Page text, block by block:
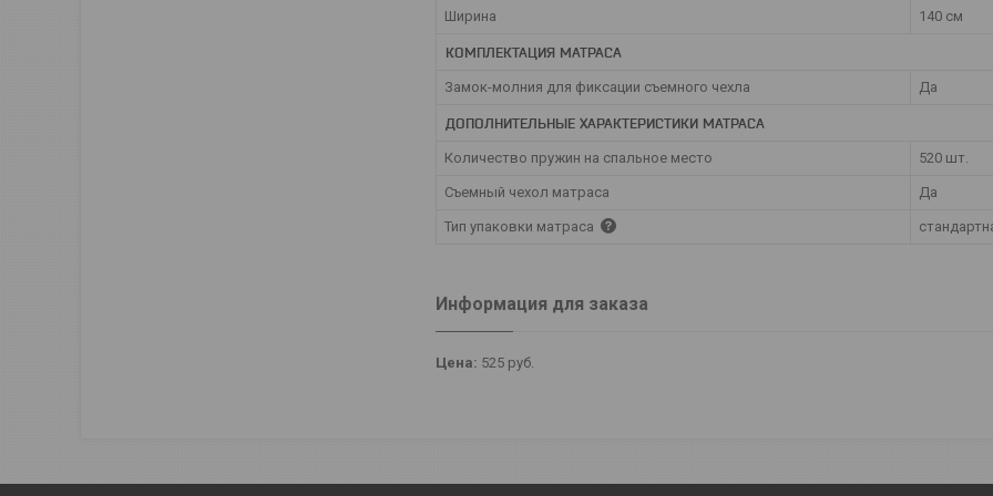
Ширина 140 см
КОМПЛЕКТАЦИЯ МАТРАСА
Замок-молния для фиксации съемного чехла Да
ДОПОЛНИТЕЛЬНЫЕ ХАРАКТЕРИСТИКИ МАТРАСА
Количество пружин на спальное место 520 шт.
Съемный чехол матраса Да
Тип упаковки матраса
Информация для заказа
Цена: 525 руб.